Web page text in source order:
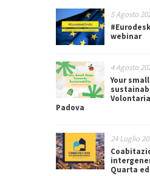
5 Agosto
webinar
4 Agosto
Your
Padova
24 Luglio
Quarta